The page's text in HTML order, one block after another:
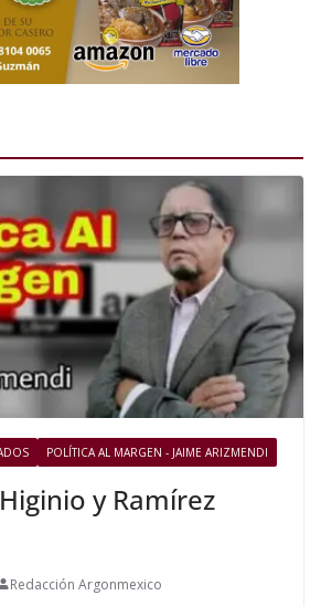
POLÍTICA AL MARGEN - JAIME ARIZMENDI
y Ramírez
Redacción Argonmexico